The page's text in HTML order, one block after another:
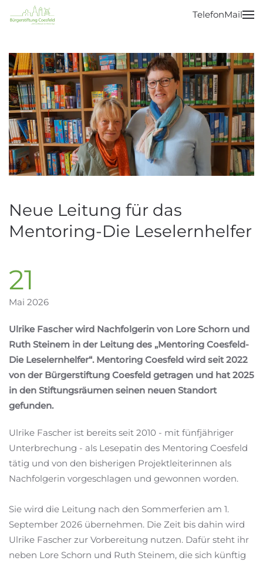
Zum Hauptinhalt springen
TelefonMail
Neue Leitung für das
Mentoring-Die Leselernhelfer
21
Mai 2026
Ulrike Fascher wird Nachfolgerin von Lore Schorn und
Ruth Steinem in der Leitung des „Mentoring Coesfeld-
Die Leselernhelfer“. Mentoring Coesfeld wird seit 2022
von der Bürgerstiftung Coesfeld getragen und hat 2025
in den Stiftungsräumen seinen neuen Standort
gefunden.
Ulrike Fascher ist bereits seit 2010 - mit fünfjähriger
Unterbrechung - als Lesepatin des Mentoring Coesfeld
tätig und von den bisherigen Projektleiterinnen als
Nachfolgerin vorgeschlagen und gewonnen worden.
Sie wird die Leitung nach den Sommerferien am 1.
September 2026 übernehmen. Die Zeit bis dahin wird
Ulrike Fascher zur Vorbereitung nutzen. Dafür steht ihr
neben Lore Schorn und Ruth Steinem, die sich künftig